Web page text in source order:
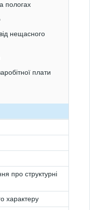
пологах
нещасного
плати
про структурні
характеру